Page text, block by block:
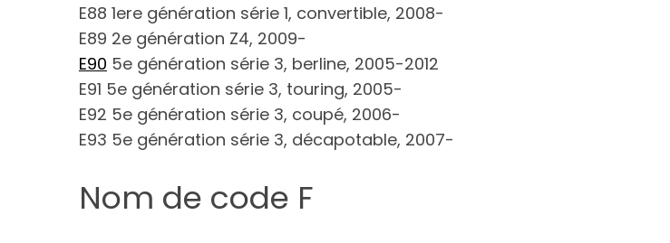
E88 1ere génération série 1, convertible, 2008-
E89 2e génération Z4, 2009-
E90 5e génération série 3, berline, 2005-2012
E91 5e génération série 3, touring, 2005-
E92 5e génération série 3, coupé, 2006-
E93 5e génération série 3, décapotable, 2007-
Nom de code F